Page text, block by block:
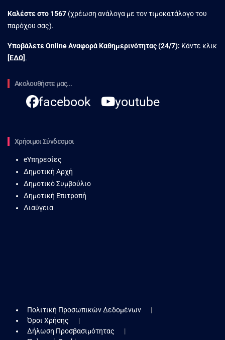
Καλέστε στο 1567 (χρέωση ανάλογα με τον τιμοκατάλογο του
παρόχου σας).
Υποβάλετε Online Αναφορά Kαθημερινότητας (24/7): Κάντε κλικ
[ΕΔΩ] .
Ακολουθήστε μας...
facebook youtube
Χρήσιμοι Σύνδεσμοι
eΥπηρεσίες
Δημοτική Αρχή
Δημοτικό Συμβούλιο
Δημοτική Επιτροπή
Διαύγεια
Πολιτική Προσωπικών Δεδομένων
Όροι Χρήσης
Δήλωση Προσβασιμότητας